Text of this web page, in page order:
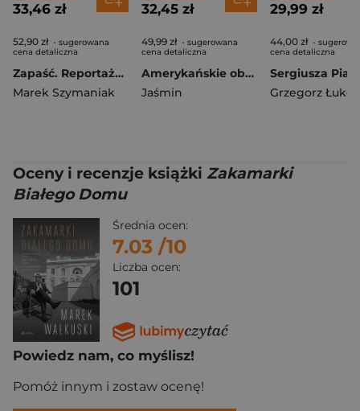
33,46 zł
52,90 zł - sugerowana
cena detaliczna
Zapaść. Reportaże z mniejszych miast wyd. 2
Marek Szymaniak
32,45 zł
49,99 zł - sugerowana
cena detaliczna
Amerykańskie obrazki Śmieszna i straszna prawda zza oceanu wyd. 2026
Jaśmin
29,99 zł
44,00 zł -
cena detaliczna
Grzegorz
Oceny i recenzje książki Zakamarki
Białego Domu
Średnia ocen:
7.03 /10
Liczba ocen:
101
Powiedz nam, co myślisz!
Pomóż innym i zostaw ocenę!